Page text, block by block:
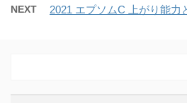
NEXT 2021 エプソムC 上がり能力